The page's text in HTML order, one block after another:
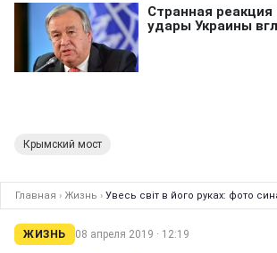
Крымский мост
Главная › Жизнь › Увесь світ в його руках: фото
ЖИЗНЬ 08 апреля 2019 · 12:19